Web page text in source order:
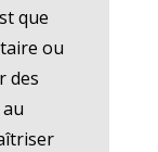
que
ou
des